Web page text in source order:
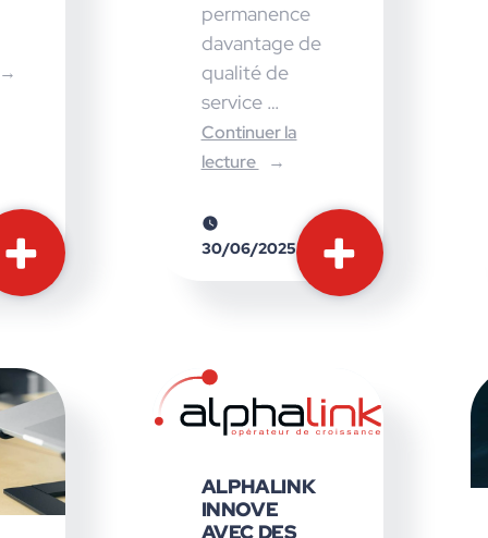
permanence
davantage de
qualité de
service …
Continuer la
lecture
30/06/2025
ALPHALINK
INNOVE
AVEC DES